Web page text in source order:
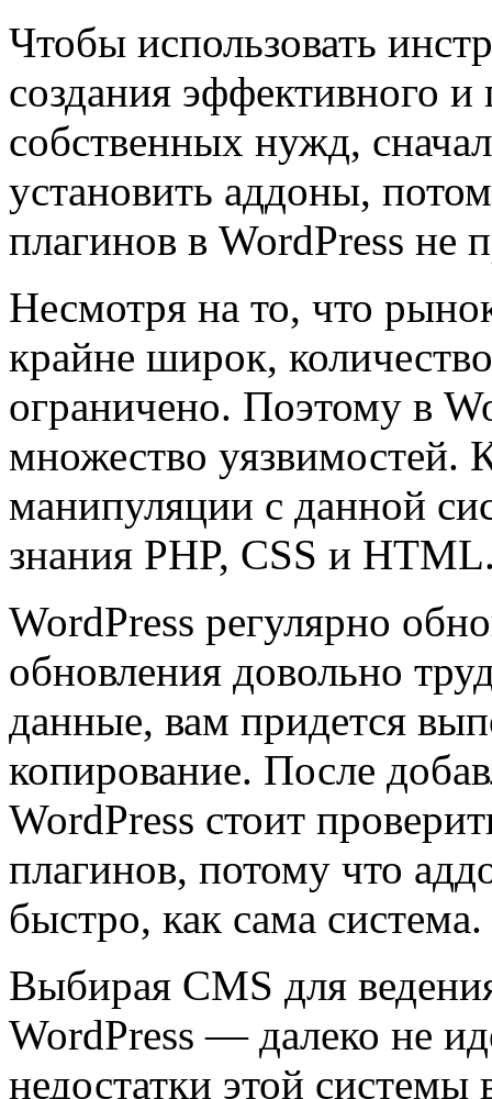
Чтобы использовать
создания эффективного и
собственных нужд,
установить аддоны,
плагинов в WordPress не
Несмотря на то, что
крайне широк,
ограничено. Поэтому в
множество уязвимостей.
манипуляции с данной
знания PHP, CSS и
WordPress регулярно
обновления довольно
данные, вам придется
копирование. После
WordPress стоит
плагинов, потому что
быстро, как сама система.
Выбирая CMS для
WordPress — далеко не
недостатки этой системы